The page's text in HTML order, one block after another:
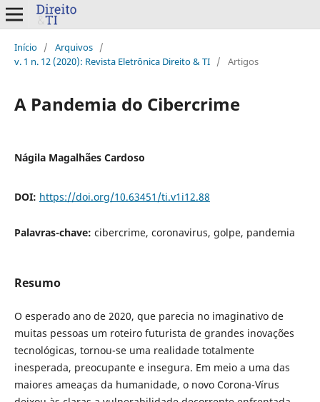
Início / Arquivos /
v. 1 n. 12 (2020): Revista Eletrônica Direito & TI / Artigos
A Pandemia do Cibercrime
Nágila Magalhães Cardoso
DOI: https://doi.org/10.63451/ti.v1i12.88
Palavras-chave: cibercrime, coronavirus, golpe, pandemia
Resumo
O esperado ano de 2020, que parecia no imaginativo de
muitas pessoas um roteiro futurista de grandes inovações
tecnológicas, tornou-se uma realidade totalmente
inesperada, preocupante e insegura. Em meio a uma das
maiores ameaças da humanidade, o novo Corona-Vírus